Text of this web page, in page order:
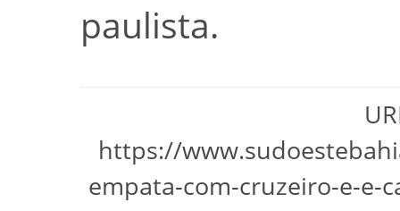
paulista.
https://
empata-com-cruzeiro-e-e-